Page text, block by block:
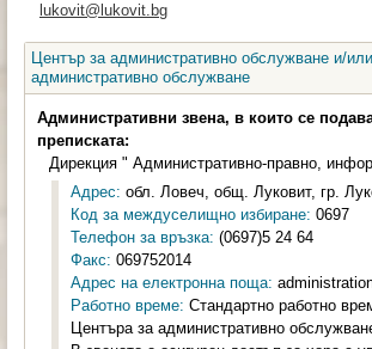
lukovit@lukovit.bg
Център за административно обслужване и/
административно обслужване
Административни звена, в които се
преписката:
Дирекция " Административно-правно,
Адрес: обл. Ловеч, общ. Луковит, гр.
Код за междуселищно избиране: 0697
Телефон за връзка: (0697)5 24 64
Факс: 069752014
Адрес на електронна поща:
Работно време: Стандартно работно
Центъра за административно